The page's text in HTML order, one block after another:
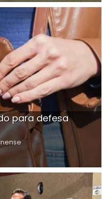
para defesa